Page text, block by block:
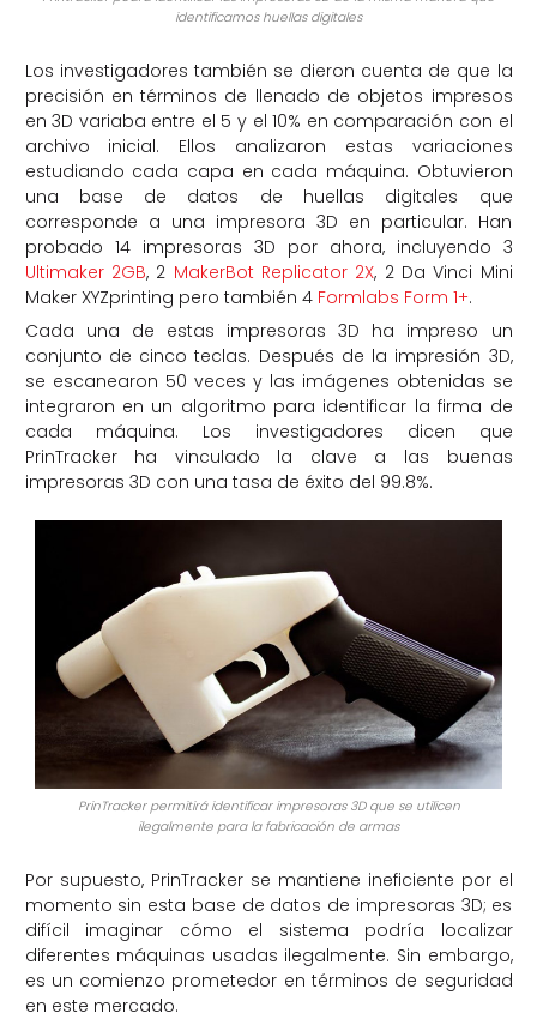
identificamos huellas digitales
Los investigadores también se dieron cuenta de que la
precisión en términos de llenado de objetos impresos
en 3D variaba entre el 5 y el 10% en comparación con el
archivo inicial. Ellos analizaron estas variaciones
estudiando cada capa en cada máquina. Obtuvieron
una base de datos de huellas digitales que
corresponde a una impresora 3D en particular. Han
probado 14 impresoras 3D por ahora, incluyendo 3
Ultimaker 2GB, 2 MakerBot Replicator 2X, 2 Da Vinci Mini
Maker XYZprinting pero también 4 Formlabs Form 1+.
Cada una de estas impresoras 3D ha impreso un
conjunto de cinco teclas. Después de la impresión 3D,
se escanearon 50 veces y las imágenes obtenidas se
integraron en un algoritmo para identificar la firma de
cada máquina. Los investigadores dicen que
PrinTracker ha vinculado la clave a las buenas
impresoras 3D con una tasa de éxito del 99.8%.
PrinTracker permitirá identificar impresoras 3D que se utilicen
ilegalmente para la fabricación de armas
Por supuesto, PrinTracker se mantiene ineficiente por el
momento sin esta base de datos de impresoras 3D; es
difícil imaginar cómo el sistema podría localizar
diferentes máquinas usadas ilegalmente. Sin embargo,
es un comienzo prometedor en términos de seguridad
en este mercado.